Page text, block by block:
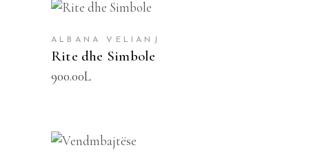
ALBANA VELIANJ
Rite dhe Simbole
900.00L
SHTOJE NË SHPORTË